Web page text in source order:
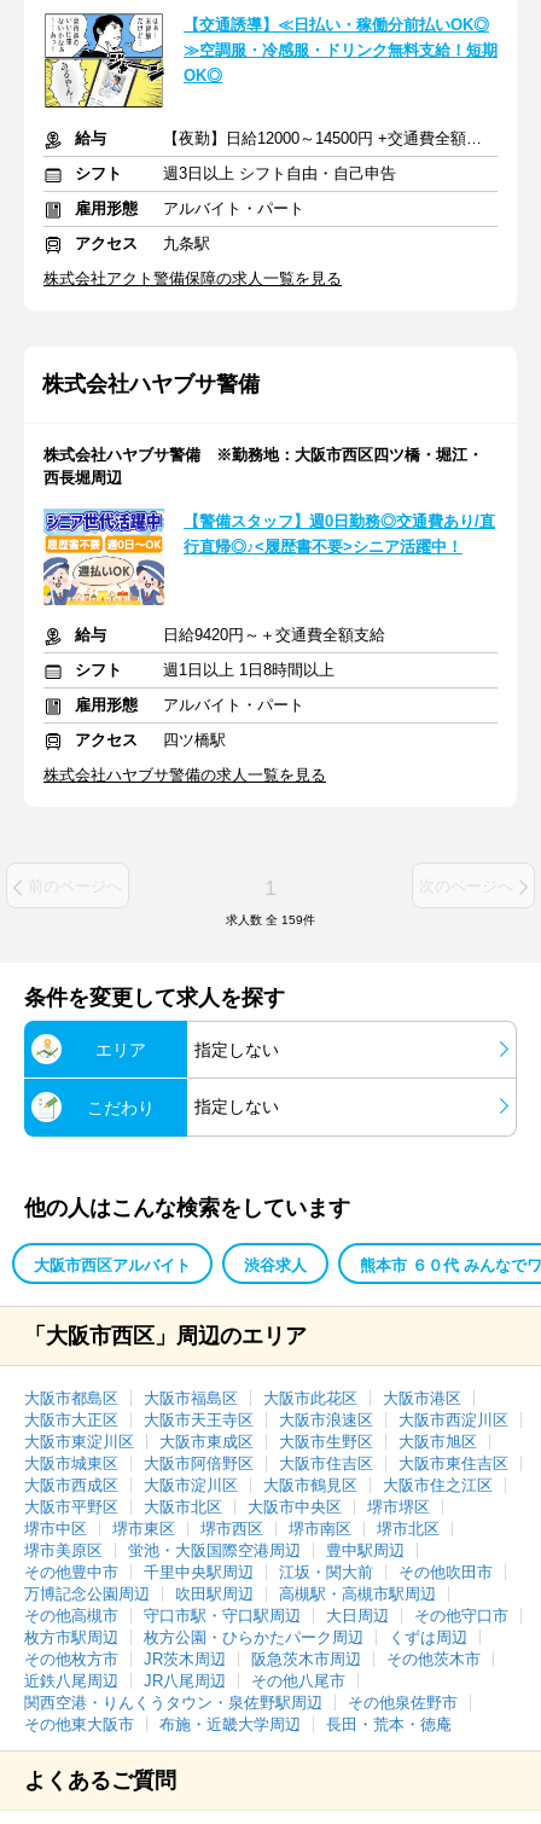
【交通誘導】≪日払い・稼働分前払いOK◎
≫空調服・冷感服・ドリンク無料支給！短期
OK◎
給与
【夜勤】日給12000～14500円 +交通費全額支給
シフト
週3日以上 シフト自由・自己申告
雇用形態
アルバイト・パート
アクセス
九条駅
株式会社アクト警備保障の求人一覧を見る
株式会社ハヤブサ警備
株式会社ハヤブサ警備 ※勤務地：大阪市西区四ツ橋・堀江・
西長堀周辺
【警備スタッフ】週0日勤務◎交通費あり/直
行直帰◎♪<履歴書不要>シニア活躍中！
給与
日給9420円～＋交通費全額支給
シフト
週1日以上 1日8時間以上
雇用形態
アルバイト・パート
アクセス
四ツ橋駅
株式会社ハヤブサ警備の求人一覧を見る
前のページへ 1 次のページへ
求人数 全 159件
条件を変更して求人を探す
エリア 指定しない
こだわり 指定しない
他の人はこんな検索をしています
大阪市西区アルバイト 渋谷求人 熊本市 ６０代 みんなで
「大阪市西区」周辺のエリア
大阪市都島区 大阪市福島区 大阪市此花区
大阪市港区
大阪市大正区
大阪市天王寺区 大阪市浪速区
大阪市西淀川区
大阪市東淀川区
大阪市東成区 大阪市生野区
大阪市旭区
大阪市城東区
大阪市阿倍野区 大阪市住吉区
大阪市東住吉区
大阪市西成区
大阪市淀川区 大阪市鶴見区
大阪市住之江区
大阪市平野区
大阪市北区 大阪市中央区
堺市堺区
堺市中区
堺市東区 堺市西区 堺市南区
堺市北区
堺市美原区
蛍池・大阪国際空港周辺
豊中駅周辺
その他豊中市
千里中央駅周辺 江坂・関大前
その他吹田市
万博記念公園周辺
吹田駅周辺
高槻駅・高槻市駅周辺
その他高槻市
守口市駅・守口駅周辺 大日周辺
その他守口市
枚方市駅周辺
枚方公園・ひらかたパーク周辺
くずは周辺
その他枚方市
JR茨木周辺 阪急茨木市周辺
その他茨木市
近鉄八尾周辺
JR八尾周辺
その他八尾市
関西空港・りんくうタウン・泉佐野駅周辺
その他泉佐野市
その他東大阪市
布施・近畿大学周辺 長田・荒本・徳庵
よくあるご質問